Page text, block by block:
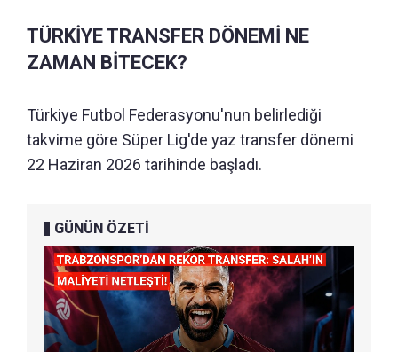
TÜRKİYE TRANSFER DÖNEMİ NE
ZAMAN BİTECEK?
Türkiye Futbol Federasyonu'nun belirlediği
takvime göre Süper Lig'de yaz transfer dönemi
22 Haziran 2026 tarihinde başladı.
GÜNÜN ÖZETİ